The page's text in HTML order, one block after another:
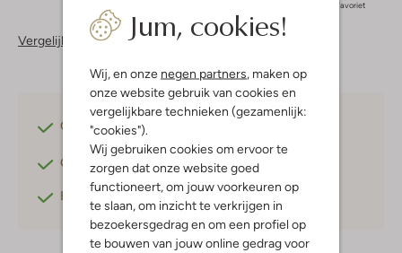
Jum, cookies!
Wij, en onze negen partners, maken op
onze website gebruik van cookies en
vergelijkbare technieken (gezamenlijk:
"cookies").
Wij gebruiken cookies om ervoor te
zorgen dat onze website goed
functioneert, om jouw voorkeuren op
te slaan, om inzicht te verkrijgen in
bezoekersgedrag en om een profiel op
te bouwen van jouw online gedrag voor
Favoriet
Vergelijkbare items
Gratis verzending
Gratis retourneren binnen 30 dagen*
Betaal achterafmet Klarna